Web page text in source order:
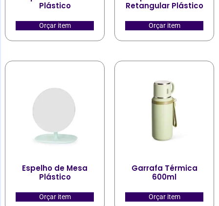
Plástico
Orçar item
Retangular Plástico
Orçar item
Espelho de Mesa
Plástico
Orçar item
Garrafa Térmica
600ml
Orçar item